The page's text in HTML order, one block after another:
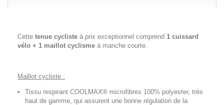
Cette tenue cycliste à prix exceptionnel comprend 1 cuissard
vélo + 1 maillot cyclisme à manche courte.
Maillot cycliste :
Tissu respirant COOLMAX® microfibres 100% polyester, très
haut de gamme, qui assurent une bonne régulation de la